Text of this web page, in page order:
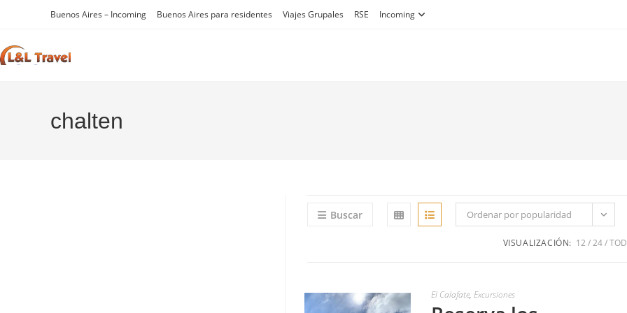
contenido
Buenos Aires – Incoming Buenos Aires para residentes Viajes Grupales RSE Incoming
chalten
Buscar Ordenar por popularidad
VISUALIZACIÓN: 12 24
El Calafate, Excursiones